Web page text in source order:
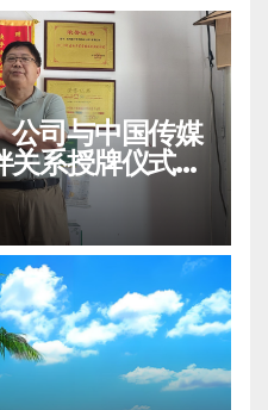
公司与中国传媒
系授牌仪式在